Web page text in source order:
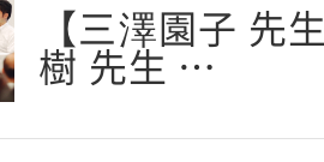
【三澤園子 先
樹 先生 …